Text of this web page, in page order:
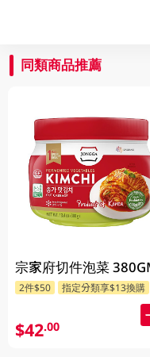
同類商品推薦
宗家府切件泡菜
2件$50 指定分類享$13換購
$42.00